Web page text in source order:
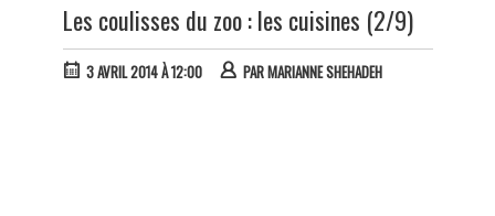
Les coulisses du zoo : les cuisines (2/9)
3 AVRIL 2014 À 12:00 PARMARIANNE SHEHADEH